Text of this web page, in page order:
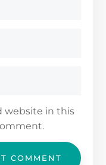
website in this
COMMENT